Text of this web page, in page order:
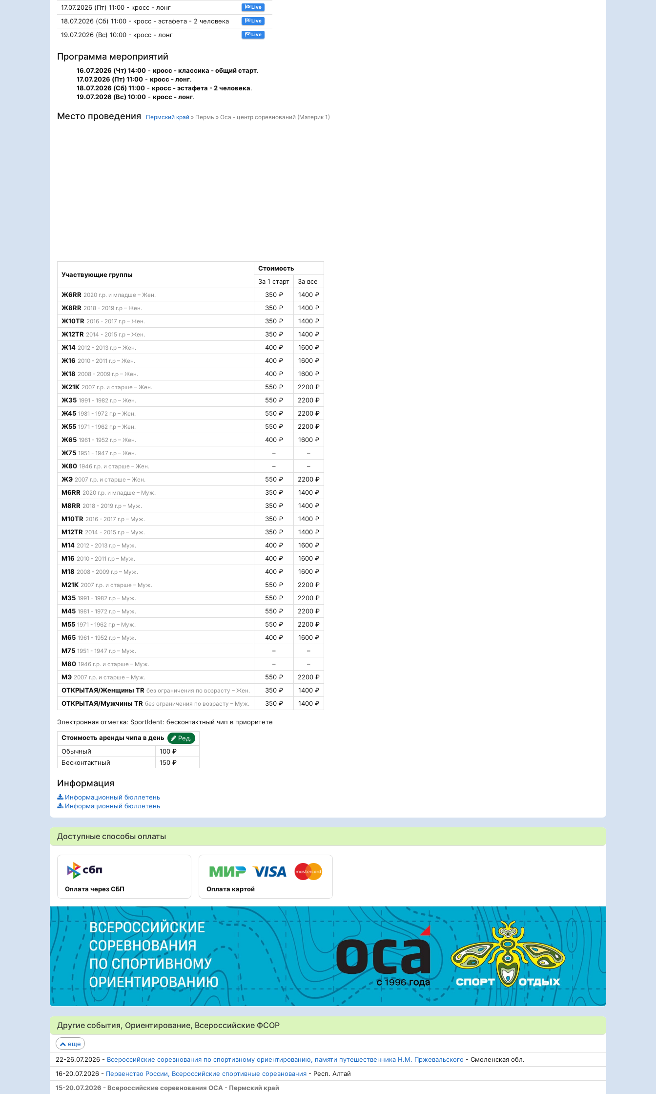
17.07.2026 (Пт) 11:00 - кросс - лонг Live
18.07.2026 (Сб) 11:00 - кросс - эстафета - 2 человека Live
19.07.2026 (Вс) 10:00 - кросс - лонг Live
Программа мероприятий
16.07.2026 (Чт) 14:00 - кросс - классика - общий старт.
17.07.2026 (Пт) 11:00 - кросс - лонг.
18.07.2026 (Сб) 11:00 - кросс - эстафета - 2 человека.
19.07.2026 (Вс) 10:00 - кросс - лонг.
Место проведения Пермский край » Пермь » Оса - центр соревнований (Материк 1)
Участвующие группы
Стоимость
За 1 старт
За все
Ж6RR 2020 г.р. и младше – Жен. 350 ₽
1400 ₽
Ж8RR 2018 - 2019 г.р – Жен. 350 ₽
1400 ₽
Ж10TR 2016 - 2017 г.р – Жен. 350 ₽
1400 ₽
Ж12TR 2014 - 2015 г.р – Жен. 350 ₽
1400 ₽
Ж14 2012 - 2013 г.р – Жен. 400 ₽
1600 ₽
Ж16 2010 - 2011 г.р – Жен. 400 ₽
1600 ₽
Ж18 2008 - 2009 г.р – Жен. 400 ₽
1600 ₽
Ж21К 2007 г.р. и старше – Жен. 550 ₽
2200 ₽
Ж35 1991 - 1982 г.р – Жен. 550 ₽
2200 ₽
Ж45 1981 - 1972 г.р – Жен. 550 ₽
2200 ₽
Ж55 1971 - 1962 г.р – Жен. 550 ₽
2200 ₽
Ж65 1961 - 1952 г.р – Жен. 400 ₽
1600 ₽
Ж75 1951 - 1947 г.р – Жен. –
–
Ж80 1946 г.р. и старше – Жен. –
–
ЖЭ 2007 г.р. и старше – Жен. 550 ₽
2200 ₽
М6RR 2020 г.р. и младше – Муж. 350 ₽
1400 ₽
М8RR 2018 - 2019 г.р – Муж. 350 ₽
1400 ₽
М10TR 2016 - 2017 г.р – Муж. 350 ₽
1400 ₽
М12TR 2014 - 2015 г.р – Муж. 350 ₽
1400 ₽
М14 2012 - 2013 г.р – Муж. 400 ₽
1600 ₽
М16 2010 - 2011 г.р – Муж. 400 ₽
1600 ₽
М18 2008 - 2009 г.р – Муж. 400 ₽
1600 ₽
М21К 2007 г.р. и старше – Муж. 550 ₽
2200 ₽
М35 1991 - 1982 г.р – Муж. 550 ₽
2200 ₽
М45 1981 - 1972 г.р – Муж. 550 ₽
2200 ₽
М55 1971 - 1962 г.р – Муж. 550 ₽
2200 ₽
М65 1961 - 1952 г.р – Муж. 400 ₽
1600 ₽
М75 1951 - 1947 г.р – Муж. –
–
М80 1946 г.р. и старше – Муж. –
–
МЭ 2007 г.р. и старше – Муж. 550 ₽
2200 ₽
ОТКРЫТАЯ/Женщины TR без ограничения по возрасту – Жен. 350 ₽
1400 ₽
ОТКРЫТАЯ/Мужчины TR без ограничения по возрасту – Муж. 350 ₽ 1400 ₽
Электронная отметка: SportIdent: бесконтактный чип в приоритете
Стоимость аренды чипа в день
Ред.
Обычный
100 ₽
Бесконтактный
150 ₽
Информация
Информационный бюллетень
Информационный бюллетень
Доступные способы оплаты
Оплата через СБП Оплата картой
Другие события, Ориентирование, Всероссийские ФСОР
еще
22-26.07.2026 - Всероссийские соревнования по спортивному ориентированию, памяти путешественника Н.М. Пржевальского - Смоленская обл.
16-20.07.2026 - Первенство России, Всероссийские спортивные соревнования - Респ. Алтай
15-20.07.2026 - Всероссийские соревнования ОСА - Пермский край